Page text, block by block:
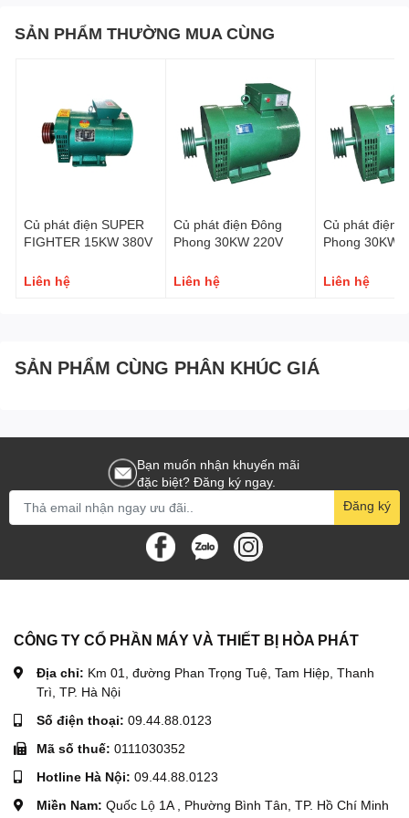
SẢN PHẨM THƯỜNG MUA CÙNG
Củ phát điện SUPER
FIGHTER 15KW 380V
Liên hệ
Củ phát điện Đông
Phong 30KW 220V
Liên hệ
Củ phát điện
Phong 30KW
Liên hệ
SẢN PHẨM CÙNG PHÂN KHÚC GIÁ
Bạn muốn nhận khuyến mãi
đặc biệt? Đăng ký ngay.
Đăng ký
CÔNG TY CỔ PHẦN MÁY VÀ THIẾT BỊ HÒA PHÁT
Địa chỉ: Km 01, đường Phan Trọng Tuệ, Tam Hiệp, Thanh
Trì, TP. Hà Nội
Số điện thoại: 09.44.88.0123
Mã số thuế: 0111030352
Hotline Hà Nội: 09.44.88.0123
Miền Nam: Quốc Lộ 1A , Phường Bình Tân, TP. Hồ Chí Minh